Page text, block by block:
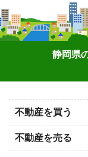
静岡県
不動産を買う
不動産を売る